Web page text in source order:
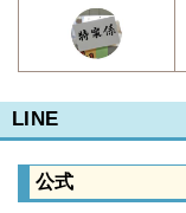
LINE
公式